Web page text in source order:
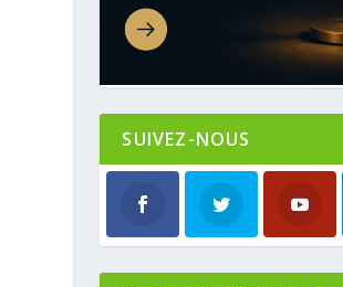
SUIVEZ-NOUS